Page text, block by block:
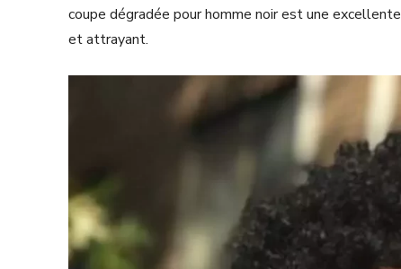
coupe dégradée pour homme noir est une
et attrayant.